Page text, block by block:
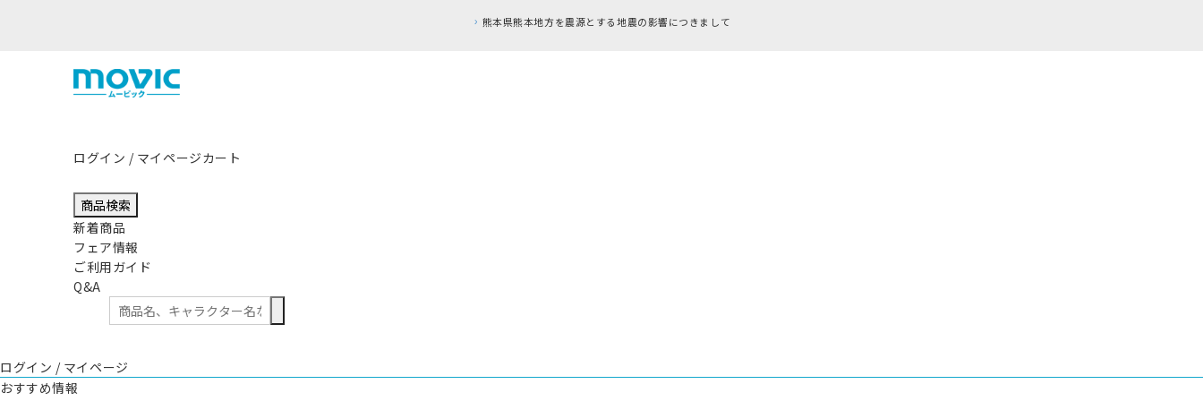
ログイン / マイページカート
商品検索
新着商品
フェア情報
ご利用ガイド
Q&A
ログイン / マイページ
おすすめ情報